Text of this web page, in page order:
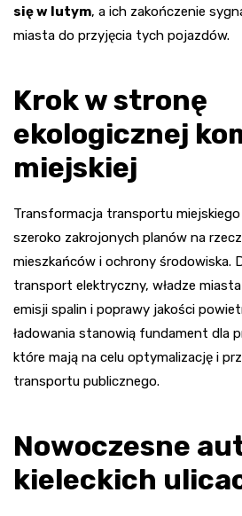
się w lutym, a ich zakończenie
miasta do przyjęcia tych pojazdów.
Krok w stronę
ekologicznej
miejskiej
Transformacja transportu
szeroko zakrojonych planów na
mieszkańców i ochrony środowiska.
transport elektryczny, władze
emisji spalin i poprawy jakości
ładowania stanowią fundament dla
które mają na celu optymalizację i
transportu publicznego.
Nowoczesne
kieleckich